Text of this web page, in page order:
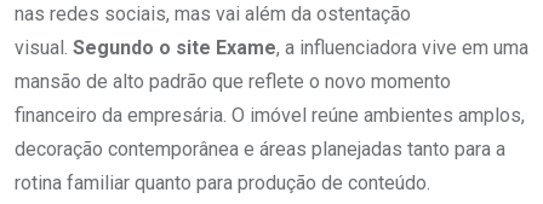
nas redes sociais, mas vai além da ostentação
visual. Segundo o site Exame, a influenciadora vive em uma
mansão de alto padrão que reflete o novo momento
financeiro da empresária. O imóvel reúne ambientes amplos,
decoração contemporânea e áreas planejadas tanto para a
rotina familiar quanto para produção de conteúdo.